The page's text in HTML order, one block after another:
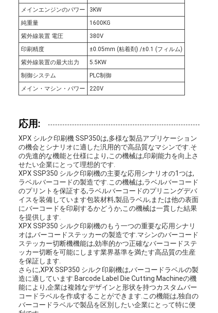
メインエンジンのパワー
3KW
純重量
1600KG
紫外線装置 電圧
380V
印刷精度
±0.05mm (粘着剤) /±0.1 (フィルム)
紫外線装置の最大出力
5.5KW
制御システム
PLC制御
メイン・マシン・パワー
220V
応用:
XPX シルク印刷機 SSP350は,多様な製品アプリケーション
の機会とシナリオに適した汎用的で高品質なマシンです.そ
の先進的な機能と仕様により,この機械は,印刷能力を向上さ
せたい企業にとって理想的です.
XPX SSP350 シルク印刷機の主要な応用シナリオの1つは,
ラベルバーコードの製造です.この機械は,ラベルバーコード
のプリントを保証する,ラベルバーコードのプリニングデバ
イスを装備しています包装材料,製品ラベル,または他の表面
にバーコードを印刷するかどうか,この機械は一貫した結果
を提供します.
XPX SSP350 シルク印刷機のもう一つの重要な応用シナリ
オは,バーコードステッカーの製造です.マシンのバーコード
ステッカー切断機機能は,効率的かつ正確なバーコードステ
ッカー切断を可能にします業界基準を満たす高品質の生産
を保証します.
さらに,XPX SSP350 シルク印刷機は,バーコードラベルの製
造に適しています.Barcode Label Die Cutting Machineの機
能により,企業は複雑なデザインと形状を持つカスタムバー
コードラベルを作成することができます.この機能は,独自の
バーコードラベルで製品を区別したい企業にとって特に便